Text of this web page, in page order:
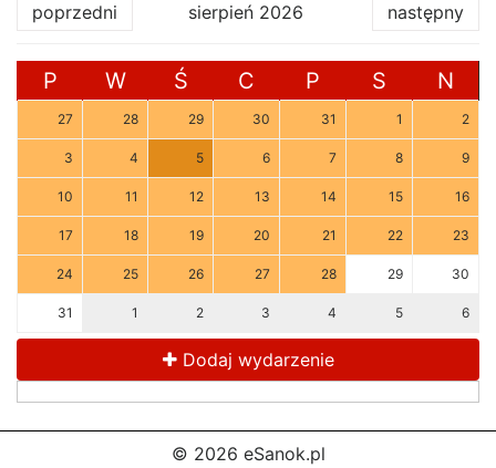
poprzedni sierpień 2026 następny
P W Ś C P S N
27 28 29 30 31 1 2
3 4 5 6 7 8 9
10 11 12 13 14 15 16
17 18 19 20 21 22 23
24 25 26 27 28 29 30
31 1 2 3 4 5 6
Dodaj wydarzenie
© 2026 eSanok.pl